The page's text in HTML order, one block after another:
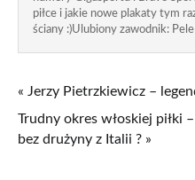
piłce i jakie nowe plakaty tym
ściany :)Ulubiony zawodnik:
« Jerzy Pietrzkiewicz –
Trudny okres włoskiej piłki
bez drużyny z Italii ? »